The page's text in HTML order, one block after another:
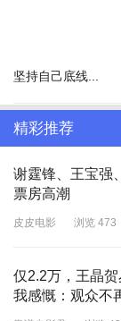
延伸阅读
收到了信号的泽连
乌克兰总统泽连斯
选，也就是某种程
队与美方举行了会
时，然后，美国总
坚持自己底线...
精彩推荐
谢霆锋、王宝强
票房高潮
皮皮电影 浏览 473
仅2.2万，王晶贺
我感慨：观众不